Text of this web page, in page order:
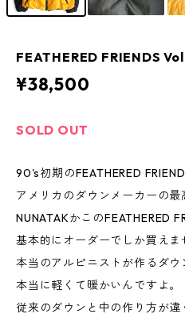
FEATHERED FRIENDS
¥38,500
SOLD OUT
90's初期のFEATHERED
アメリカのダウンメーカーの最
NUNATAKかこのFEATHERED
基本的にオーダーでしか買えま
本当のアルピニストが作るダウ
本当に軽くて暖かいんですよ。
従来のダウンと中の作り方が違